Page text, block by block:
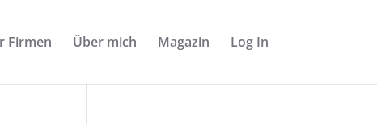
Firmen Über mich Magazin Log In